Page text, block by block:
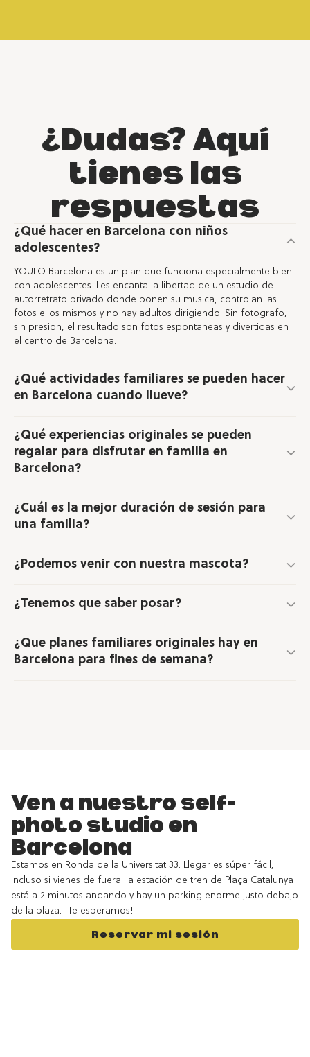
¿Dudas? Aquí
tienes las
respuestas
¿Qué hacer en Barcelona con niños
adolescentes?
YOULO Barcelona es un plan que funciona especialmente bien
con adolescentes. Les encanta la libertad de un estudio de
autorretrato privado donde ponen su musica, controlan las
fotos ellos mismos y no hay adultos dirigiendo. Sin fotografo,
sin presion, el resultado son fotos espontaneas y divertidas en
el centro de Barcelona.
¿Qué actividades familiares se pueden hacer
en Barcelona cuando llueve?
¿Qué experiencias originales se pueden
regalar para disfrutar en familia en
Barcelona?
¿Cuál es la mejor duración de sesión para
una familia?
¿Podemos venir con nuestra mascota?
¿Tenemos que saber posar?
¿Que planes familiares originales hay en
Barcelona para fines de semana?
Ven a nuestro self-
photo studio en
Barcelona
Estamos en Ronda de la Universitat 33. Llegar es súper fácil,
incluso si vienes de fuera: la estación de tren de Plaça Catalunya
está a 2 minutos andando y hay un parking enorme justo debajo
de la plaza. ¡Te esperamos!
Reservar mi sesión